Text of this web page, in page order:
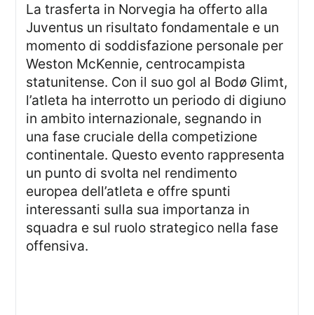
La trasferta in Norvegia ha offerto alla
Juventus un risultato fondamentale e un
momento di soddisfazione personale per
Weston McKennie, centrocampista
statunitense. Con il suo gol al Bodø Glimt,
l’atleta ha interrotto un periodo di digiuno
in ambito internazionale, segnando in
una fase cruciale della competizione
continentale. Questo evento rappresenta
un punto di svolta nel rendimento
europea dell’atleta e offre spunti
interessanti sulla sua importanza in
squadra e sul ruolo strategico nella fase
offensiva.